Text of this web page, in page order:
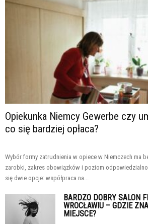
Opiekunka Niemcy Gewerbe czy
co się bardziej opłaca?
Wybór formy zatrudnienia w opiece w Niemczech ma
zarobki, zakres obowiązków i poziom
się dwie opcje: współpraca na...
BARDZO DOBRY SALON
WROCŁAWIU – GDZIE
MIEJSCE?